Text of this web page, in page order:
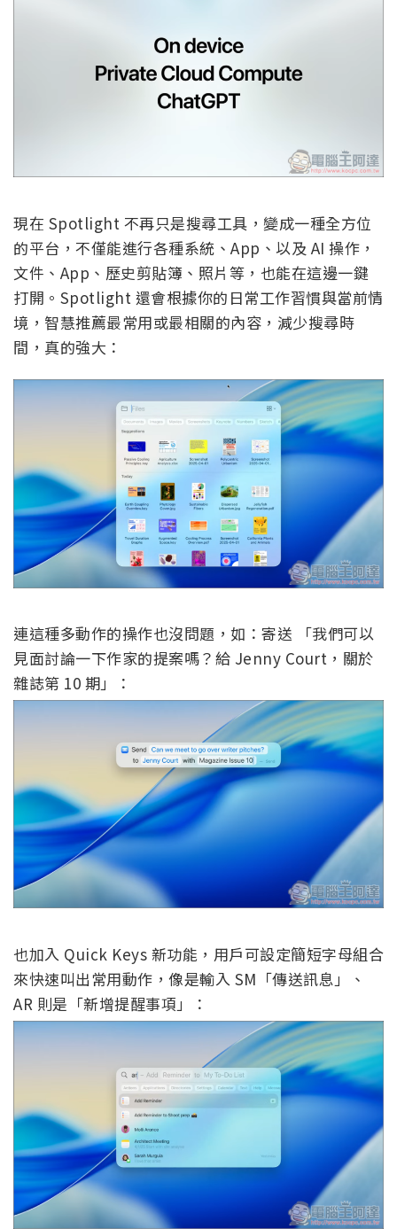
現在 Spotlight 不再只是搜尋工具，變成一種全方位
的平台，不僅能進行各種系統、App、以及 AI 操作，
文件、App、歷史剪貼簿、照片等，也能在這邊一鍵
打開。Spotlight 還會根據你的日常工作習慣與當前情
境，智慧推薦最常用或最相關的內容，減少搜尋時
間，真的強大：
連這種多動作的操作也沒問題，如：寄送 「我們可以
見面討論一下作家的提案嗎？給 Jenny Court，關於
雜誌第 10 期」：
也加入 Quick Keys 新功能，用戶可設定簡短字母組合
來快速叫出常用動作，像是輸入 SM「傳送訊息」、
AR 則是「新增提醒事項」：